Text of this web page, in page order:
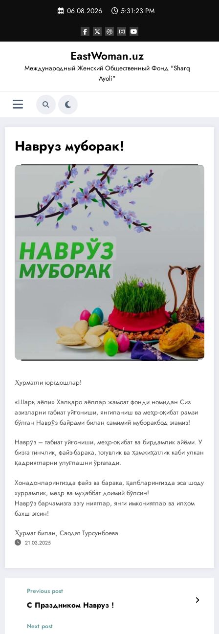
06.08.2026 5:31:24 PM
EastWoman.uz
Международный Женский Общественный Фонд "Sharq
Ayoli"
Навруз муборак!
Ҳурматли юртдошлар!
«Шарқ аёли» Халқаро аёллар жамоат фонди номидан Сиз
азизларни табиат уйғониши, янгиланиш ва меҳр-оқибат рамзи
бўлган Наврӯз байрами билан самимий муборакбод этамиз!
Наврӯз – табиат уйғониши, меҳр-оқибат ва бирдамлик айёми. У
бизга тинчлик, файз-барака, тотувлик ва ҳамжиҳатлик каби улкан
қадриятларни улуғлашни ўргатади.
Хонадонларингизда файз ва барака, қалбларингизда эса шоду
хуррамлик, меҳр ва муҳаббат доимий бўлсин!
Наврӯз барчамизга эзгу ниятлар, янги имкониятлар ва илҳом
бахш этсин!
Ҳурмат билан, Саодат Турсунбоева
21.03.2025
Previous post
С Праздником Навруз !
Next post